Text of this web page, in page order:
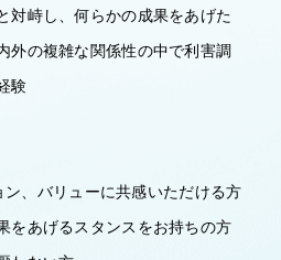
対峙し、何らかの成果をあげた
外の複雑な関係性の中で利害調
験
ン、バリューに共感いただける方
をあげるスタンスをお持ちの方